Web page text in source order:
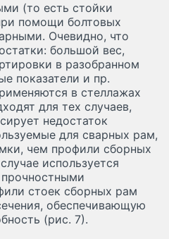
(то есть стойки
помощи болтовых
Очевидно, что
большой вес,
в разобранном
показатели и пр.
в стеллажах
для тех случаев,
недостаток
для сварных рам,
чем профили сборных
используется
стоек сборных рам
обеспечивающую
(рис. 7).